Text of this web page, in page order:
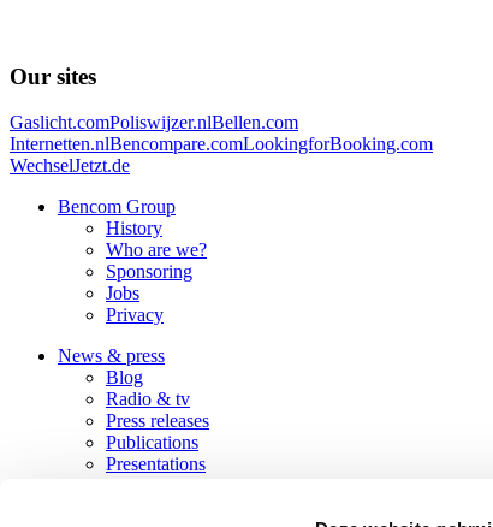
Our sites
Gaslicht.comPoliswijzer.nlBellen.com
Internetten.nlBencompare.comLookingforBooking.com
WechselJetzt.de
Bencom Group
History
Who are we?
Sponsoring
Jobs
Privacy
News & press
Blog
Radio & tv
Press releases
Publications
Presentations